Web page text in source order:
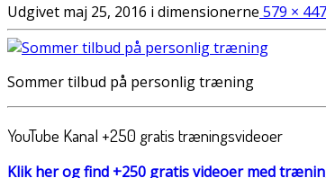
Udgivet maj 25, 2016 i dimensionerne 579 × 447
Sommer tilbud på personlig træning
YouTube Kanal +250 gratis træningsvideoer
Klik her og find +250 gratis videoer med